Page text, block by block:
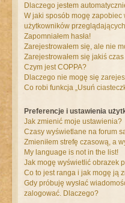
Dlaczego jestem
W jaki sposób mogę
użytkowników
Zapomniałem hasła!
Zarejestrowałem się, ale nie
Zarejestrowałem się jakiś
Czym jest COPPA?
Dlaczego nie mogę się
Co robi funkcja „Usuń
Preferencje i ustawienia
Jak zmienić moje ustawienia?
Czasy wyświetlane na forum
Zmieniłem strefę czasową, a
My language is not in the list!
Jak mogę wyświetlić obrazek
Co to jest ranga i jak mogę ją
Gdy próbuję wysłać
zalogować. Dlaczego?